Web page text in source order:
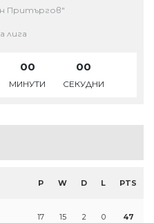
Притъргов"
лига
00
МИНУТИ
00
СЕКУДНИ
P W D L PTS
17 15 2 0 47